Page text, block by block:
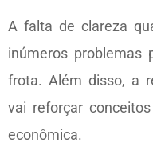
A falta de clareza
inúmeros problemas
frota. Além disso, a
vai reforçar
econômica.